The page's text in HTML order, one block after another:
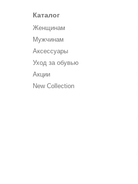
Каталог
Женщинам
Мужчинам
Аксессуары
Уход за обувью
Акции
New Collection